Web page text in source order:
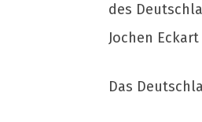
des
Jochen
Das